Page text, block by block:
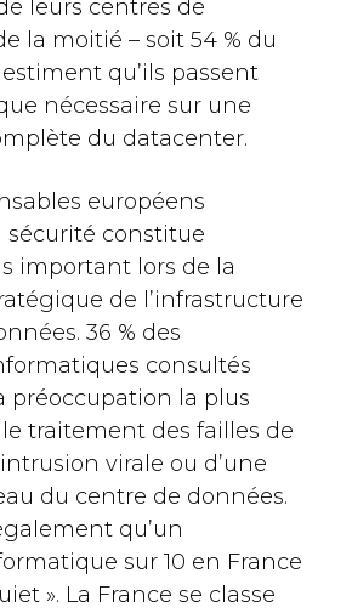
leurs centres de
la moitié – soit 54 % du
qu’ils passent
nécessaire sur une
du datacenter.
européens
sécurité constitue
important lors de la
de l’infrastructure
36 % des
consultés
préoccupation la plus
traitement des failles de
virale ou d’une
du centre de données.
qu’un
sur 10 en France
». La France se classe